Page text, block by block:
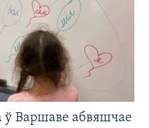
ў Варшаве абвяшчае